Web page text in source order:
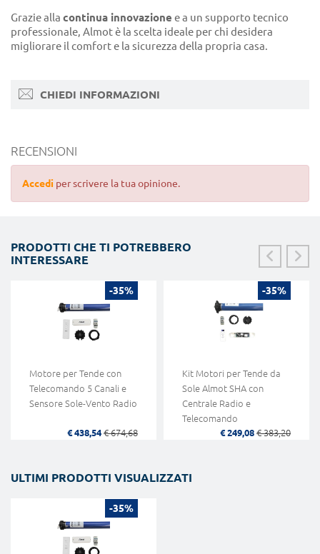
Grazie alla continua innovazione e a un supporto tecnico
professionale, Almot è la scelta ideale per chi desidera
migliorare il comfort e la sicurezza della propria casa.
CHIEDI INFORMAZIONI
RECENSIONI
Accedi per scrivere la tua opinione.
PRODOTTI CHE TI POTREBBERO
INTERESSARE
-35%
Motore per Tende con
Telecomando 5 Canali e
Sensore Sole-Vento Radio
€ 438,54 € 674,68
-35%
Kit Motori per Tende da
Sole Almot SHA con
Centrale Radio e
Telecomando
€ 249,08 € 383,20
ULTIMI PRODOTTI VISUALIZZATI
-35%